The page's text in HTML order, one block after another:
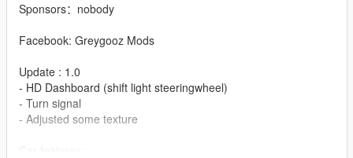
Sponsors：nobody
Facebook: Greygooz Mods
Update : 1.0
- HD Dashboard (shift light steeringwheel)
- Turn signal
- Adjusted some texture